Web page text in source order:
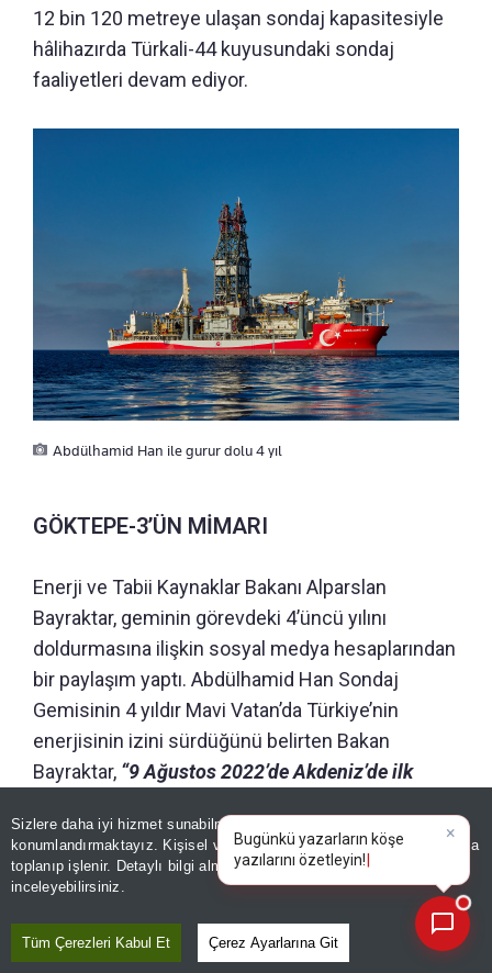
Sizlere daha iyi hizmet sunabilmek adına sitemizde
konumlandırmaktayız. Kişisel verileriniz, KVKK ve GDPR kapsamında
toplanıp işlenir. Detaylı bilgi almak içinAydınlatma Metnimizi
inceleyebilirsiniz.
Tüm Çerezleri Kabul Et Çerez Ayarlarına Git
12 bin 120 metreye ulaşan sondaj kapasitesiyle
hâlihazırda Türkali-44 kuyusundaki sondaj
faaliyetleri devam ediyor.
Abdülhamid Han ile gurur dolu 4 yıl
GÖKTEPE-3’ÜN MİMARI
Enerji ve Tabii Kaynaklar Bakanı Alparslan
Bayraktar, geminin görevdeki 4’üncü yılını
doldurmasına ilişkin sosyal medya hesaplarından
bir paylaşım yaptı. Abdülhamid Han Sondaj
Gemisinin 4 yıldır Mavi Vatan’da Türkiye’nin
enerjisinin izini sürdüğünü belirten Bakan
Bayraktar, “9 Ağustos 2022’de Akdeniz’de ilk
Gemimiz, bugün Karadeniz’de enerji bağımsızlığı
hedefimizin en önemli aktörlerinden biri olarak
çalışmalarını sürdürüyor. Akdeniz ve
Karadeniz’de bugüne kadar 20 kuyuda görev
yapan Abdülhamid Han, Göktepe-3 kuyusunda
|